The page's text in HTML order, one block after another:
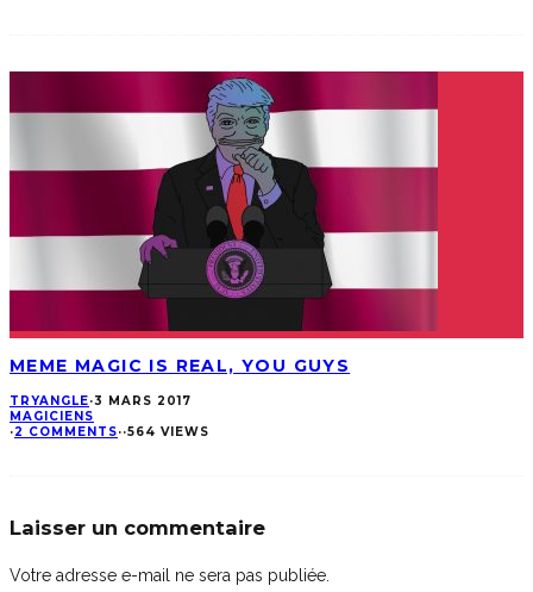
MEME MAGIC IS REAL, YOU GUYS
TRYANGLE·3 MARS 2017
MAGICIENS
·2 COMMENTS··564 VIEWS
Laisser un commentaire
Votre adresse e-mail ne sera pas publiée.